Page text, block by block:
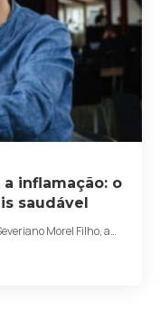
inflamação: o
saudável
Morel Filho, a…